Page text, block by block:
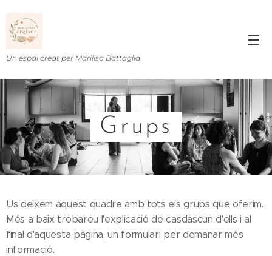
Un espai creat per Marilisa Battaglia
Grups
Us deixem aquest quadre amb tots els grups que oferim.
Més a baix trobareu l'explicació de casdascun d'ells i al
final d'aquesta pàgina, un formulari per demanar més
informació.